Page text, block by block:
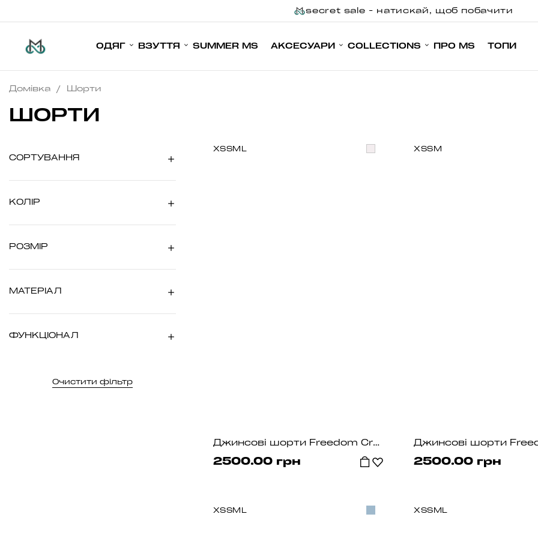
secret sale - натискай, щоб побачити
ОДЯГ ВЗУТТЯ SUMMER MS АКСЕСУАРИ COLLECTIONS ПРО MS ТОПИ
Домівка / Шорти
ШОРТИ
СОРТУВАННЯ
КОЛІР
РОЗМІР
МАТЕРIАЛ
ФУНКЦІОНАЛ
Очистити фільтр
XSSM L
Джинсові шорти Freedom Cream
2500.00 грн
XSS M
Джинсові шорти
2500.00 грн
XSSM L XSS M L